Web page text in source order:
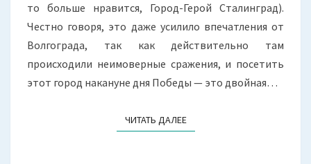
то больше нравится, Город-Герой Сталинград).
Честно говоря, это даже усилило впечатления от
Волгограда, так как действительно там
происходили неимоверные сражения, и посетить
этот город накануне дня Победы — это двойная…
ЧИТАТЬ ДАЛЕЕЧИТАТЬ ДАЛЕЕ